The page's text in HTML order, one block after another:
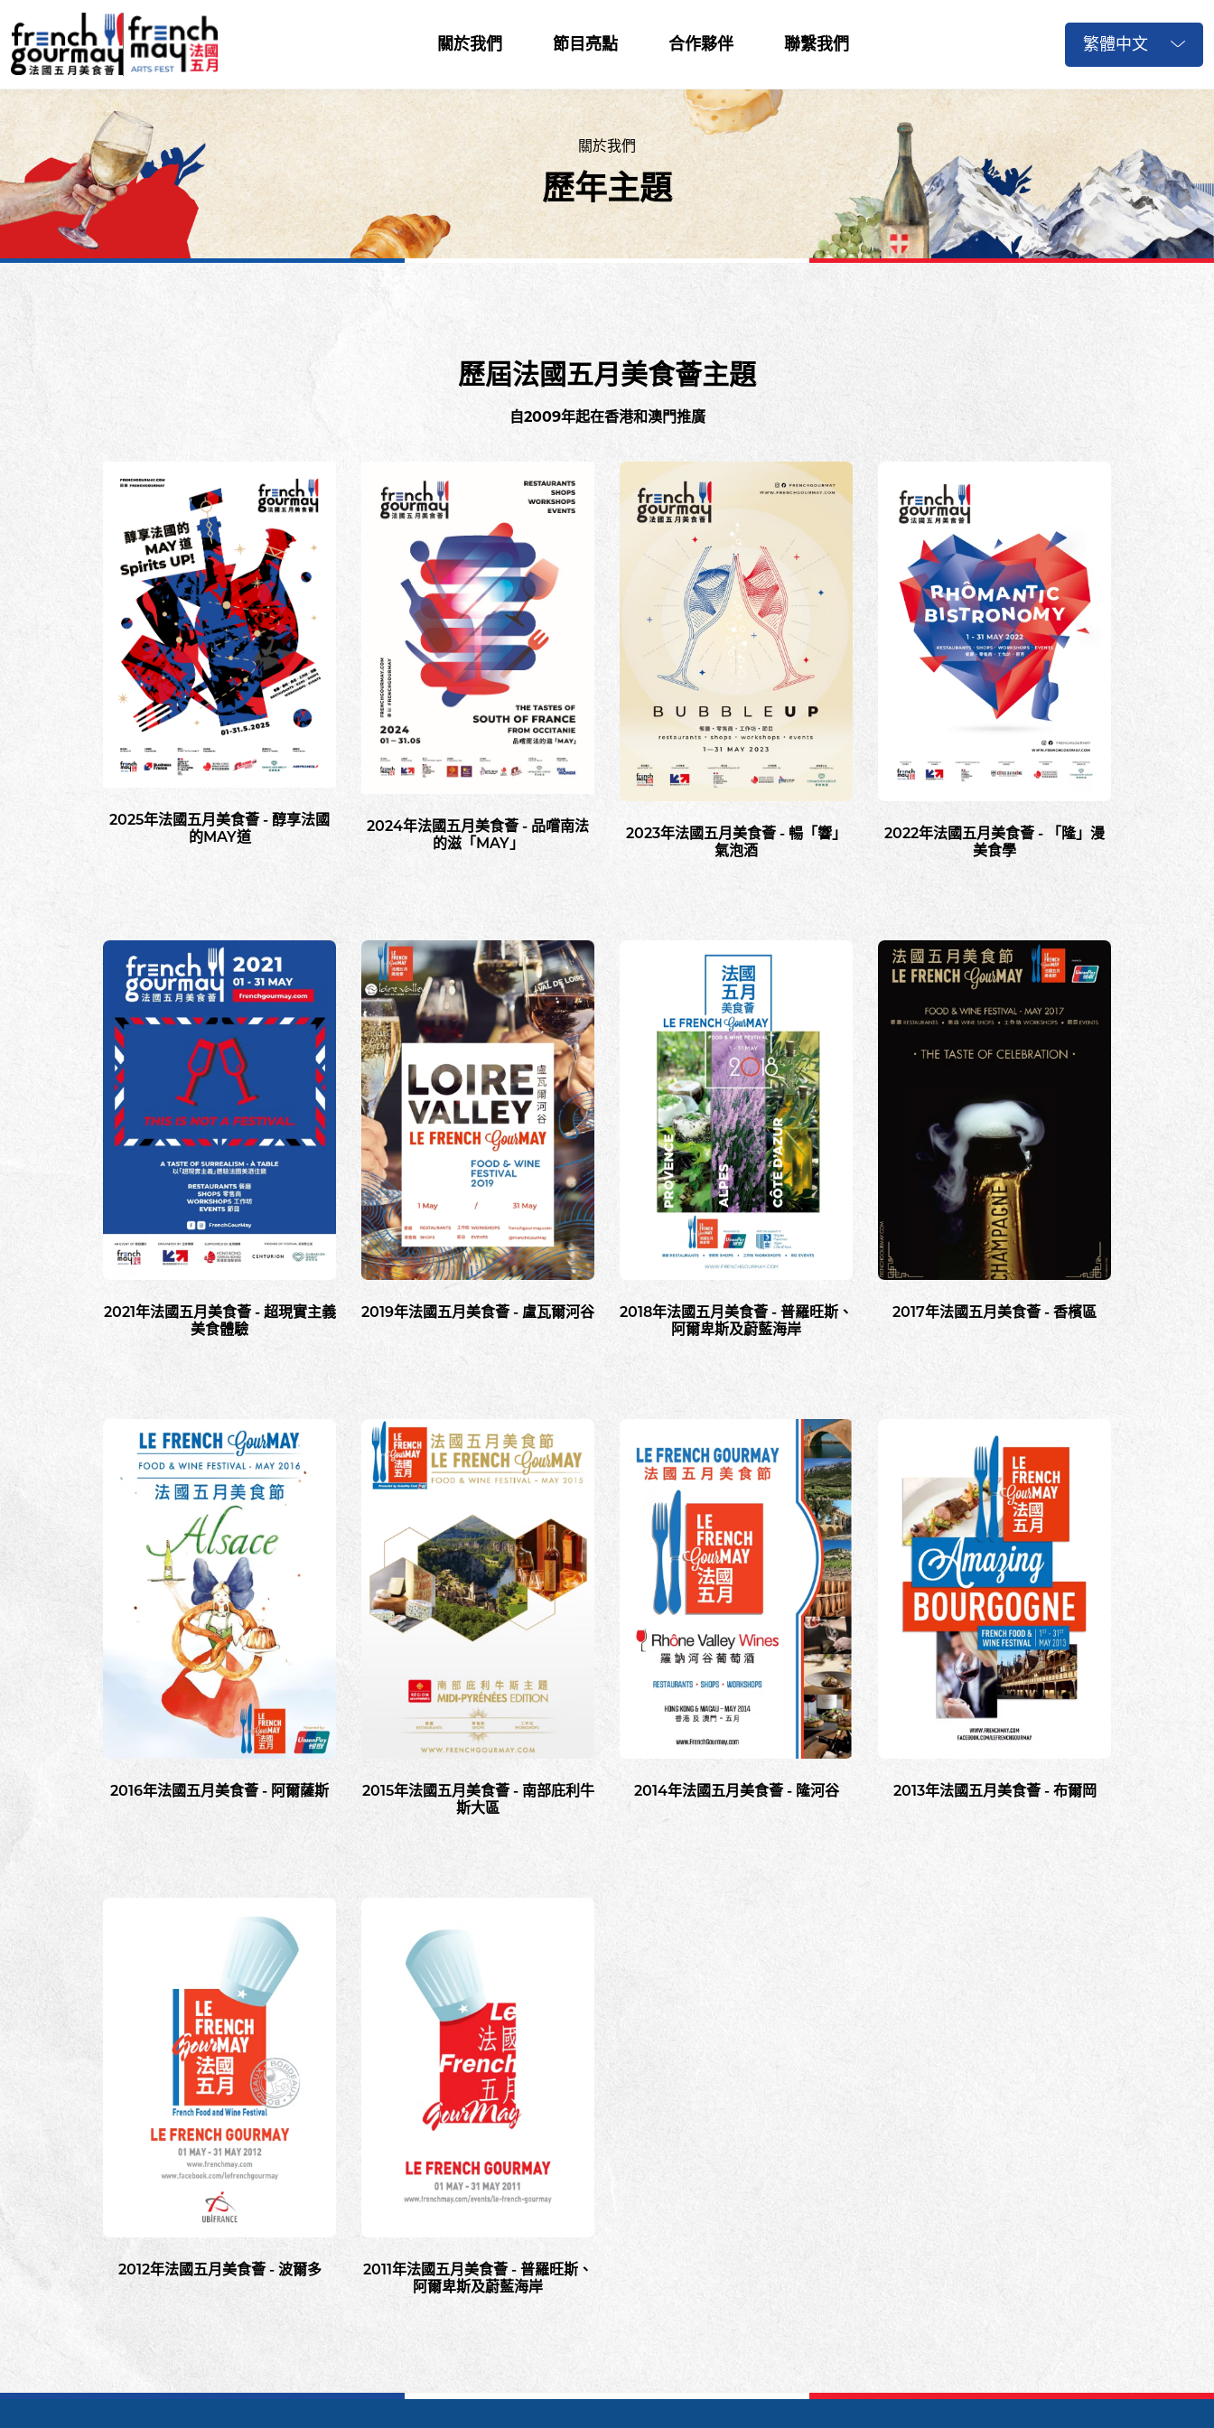
關於我們 節目亮點 合作夥伴 聯繫我們 繁體中文
關於我們
歷年主題
歷屆法國五月美食薈主題
自2009年起在香港和澳門推廣
2025年法國五月美食薈 - 醇享法國
的MAY道
2024年法國五月美食薈 - 品嚐南法
的滋「MAY」
2023年法國五月美食薈 - 暢「響」
氣泡酒
2022年法國五月美食薈 - 「隆」漫
美食學
2021年法國五月美食薈 - 超現實主義
美食體驗
2019年法國五月美食薈 - 盧瓦爾河谷
2018年法國五月美食薈 - 普羅旺斯、
阿爾卑斯及蔚藍海岸
2017年法國五月美食薈 - 香檳區
2016年法國五月美食薈 - 阿爾薩斯
2015年法國五月美食薈 - 南部庇利牛
斯大區
2014年法國五月美食薈 - 隆河谷 2013年法國五月美食薈 - 布爾岡
2012年法國五月美食薈 - 波爾多
2011年法國五月美食薈 - 普羅旺斯、
阿爾卑斯及蔚藍海岸